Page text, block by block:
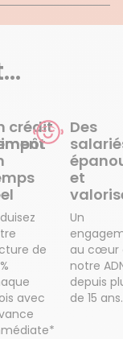
crédit
de
avec
Des
et
Un
au cœur
notre
depuis
de 15 ans.